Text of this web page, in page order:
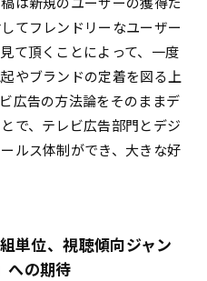
てフレンドリーなユーザー
て頂くことによって、一度
やブランドの定着を図る上
広告の方法論をそのままデ
で、テレビ広告部門とデジ
ルス体制ができ、大きな好
単位、視聴傾向ジャン
への期待